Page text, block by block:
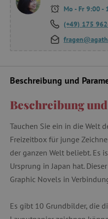
Mo - Fr 9:00 -
(+49) 175
Beschreibung und
Beschreibung
Tauchen Sie ein in die Welt
Freizeitbox für junge
der ganzen Welt beliebt. Es
Ursprung in Japan hat.
Graphic Novels in
Es gibt 10 Grundbilder, die